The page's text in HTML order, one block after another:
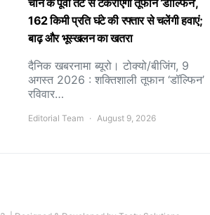
चीन के पूर्वी तट से टकराएगा तूफान ‘डॉल्फिन’,
162 किमी प्रति घंटे की रफ्तार से चलेंगी हवाएं;
बाढ़ और भूस्खलन का खतरा
दैनिक खबरनामा ब्यूरो। टोक्यो/बीजिंग, 9
अगस्त 2026 : शक्तिशाली तूफान ‘डॉल्फिन’
रविवार…
Editorial Team August 9, 2026